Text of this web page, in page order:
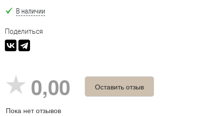
В наличии
Поделиться
0,00
Пока нет отзывов
Оставить отзыв